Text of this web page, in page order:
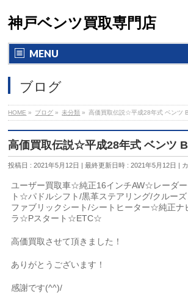
神戸ベンツ買取専門店
MENU
ブログ
HOME » ブログ » 未分類 » 高価買取伝説☆平成28年式 ベンツ
高価買取伝説☆平成28年式 ベンツ
投稿日 : 2021年5月12日 最終更新日時 : 2021年5月12日
ユーザー買取車☆純正16インチAW☆レーダー
ト☆パドルシフト/黒革ステアリング/クルー
ファブリックシート/シートヒーター☆純正ナ
ラ☆Pスタート☆ETC☆
高価買取させて頂きました！
ありがとうございます！
感謝です(^^)/